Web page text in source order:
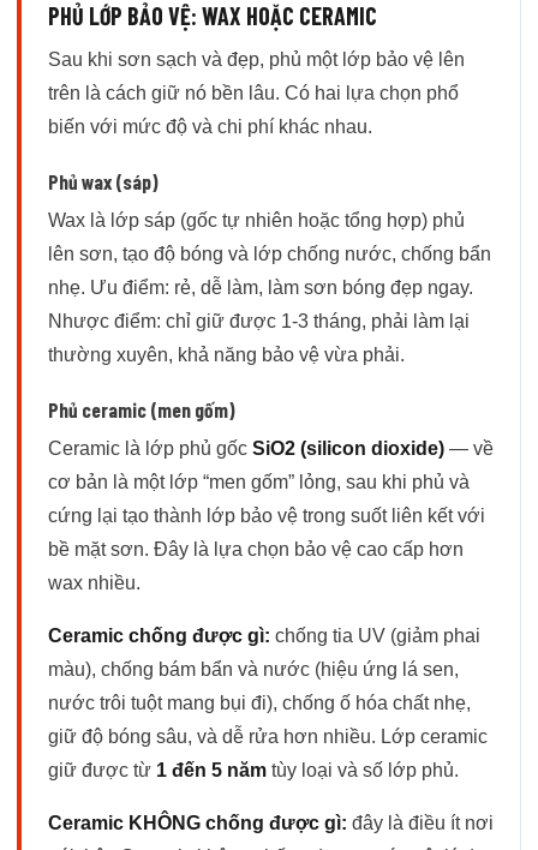
PHỦ LỚP BẢO VỆ: WAX HOẶC CERAMIC
Sau khi sơn sạch và đẹp, phủ một lớp bảo vệ lên
trên là cách giữ nó bền lâu. Có hai lựa chọn phổ
biến với mức độ và chi phí khác nhau.
Phủ wax (sáp)
Wax là lớp sáp (gốc tự nhiên hoặc tổng hợp) phủ
lên sơn, tạo độ bóng và lớp chống nước, chống bẩn
nhẹ. Ưu điểm: rẻ, dễ làm, làm sơn bóng đẹp ngay.
Nhược điểm: chỉ giữ được 1-3 tháng, phải làm lại
thường xuyên, khả năng bảo vệ vừa phải.
Phủ ceramic (men gốm)
Ceramic là lớp phủ gốc SiO2 (silicon dioxide) — về
cơ bản là một lớp “men gốm” lỏng, sau khi phủ và
cứng lại tạo thành lớp bảo vệ trong suốt liên kết với
bề mặt sơn. Đây là lựa chọn bảo vệ cao cấp hơn
wax nhiều.
Ceramic chống được gì: chống tia UV (giảm phai
màu), chống bám bẩn và nước (hiệu ứng lá sen,
nước trôi tuột mang bụi đi), chống ố hóa chất nhẹ,
giữ độ bóng sâu, và dễ rửa hơn nhiều. Lớp ceramic
giữ được từ 1 đến 5 năm tùy loại và số lớp phủ.
Ceramic KHÔNG chống được gì: đây là điều ít nơi